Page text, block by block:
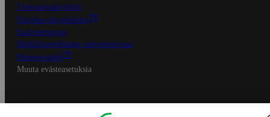
Tietosuojakäytäntö
Palvelun käyttöehdot
Saavutettavuus
Mobiilisovelluksen saavutettavuus
Mainostajalle
Muuta evästeasetuksia